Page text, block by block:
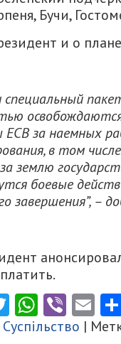
Бучи,
и о
специальный
за наемных
в том
землю
боевые
завершения”, –
TwitterViber
Суспільство |